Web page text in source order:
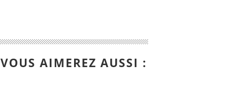
VOUS AIMEREZ AUSSI :